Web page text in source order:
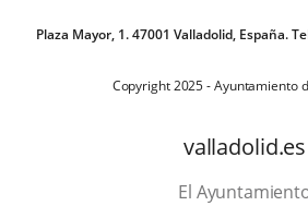
Plaza Mayor, 1. 47001 Valladolid, España.
Copyright 2025 - Ayuntamiento
valladolid.es
El